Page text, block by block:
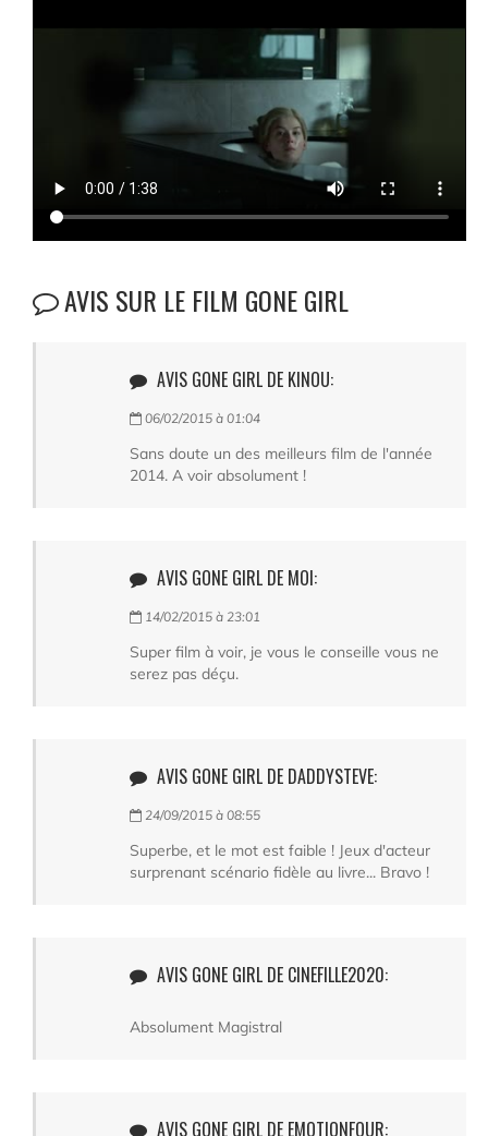
AVIS SUR LE FILM GONE GIRL
AVIS GONE GIRL DE KINOU:
06/02/2015 à 01:04
Sans doute un des meilleurs film de l'année
2014. A voir absolument !
AVIS GONE GIRL DE MOI:
14/02/2015 à 23:01
Super film à voir, je vous le conseille vous ne
serez pas déçu.
AVIS GONE GIRL DE DADDYSTEVE:
24/09/2015 à 08:55
Superbe, et le mot est faible ! Jeux d'acteur
surprenant scénario fidèle au livre... Bravo !
AVIS GONE GIRL DE CINEFILLE2020:
Absolument Magistral
AVIS GONE GIRL DE EMOTIONFOUR: